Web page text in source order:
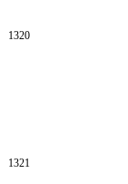
1320
1321